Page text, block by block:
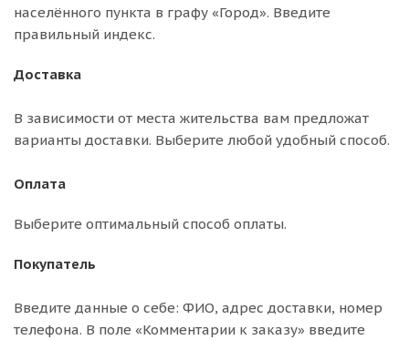
населённого пункта в графу «Город». Введите
правильный индекс.
Доставка
В зависимости от места жительства вам предложат
варианты доставки. Выберите любой удобный способ.
Оплата
Выберите оптимальный способ оплаты.
Покупатель
Введите данные о себе: ФИО, адрес доставки, номер
телефона. В поле «Комментарии к заказу» введите